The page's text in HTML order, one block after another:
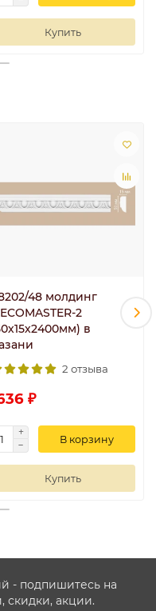
Купить
48 молдинг
2
в
2 отзыва
₽
В корзину
Купить
- подпишитесь на
скидки, акции.